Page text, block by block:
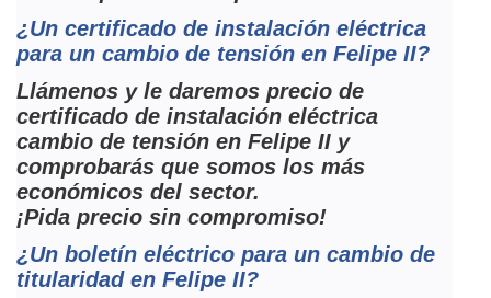
¿Un certificado de instalación eléctrica
para un cambio de tensión en Felipe II?
Llámenos y le daremos precio de
certificado de instalación eléctrica
cambio de tensión en Felipe II y
comprobarás que somos los más
económicos del sector.
¡Pida precio sin compromiso!
¿Un boletín eléctrico para un cambio de
titularidad en Felipe II?